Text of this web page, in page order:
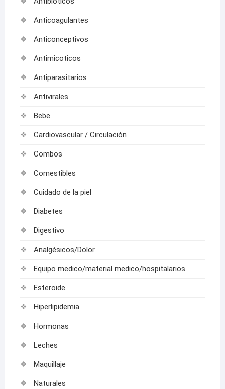
Anticoagulantes
Anticonceptivos
Antimicoticos
Antiparasitarios
Antivirales
Bebe
Cardiovascular / Circulación
Combos
Comestibles
Cuidado de la piel
Diabetes
Digestivo
Analgésicos/Dolor
Equipo medico/material medico/hospitalarios
Esteroide
Hiperlipidemia
Hormonas
Leches
Maquillaje
Naturales